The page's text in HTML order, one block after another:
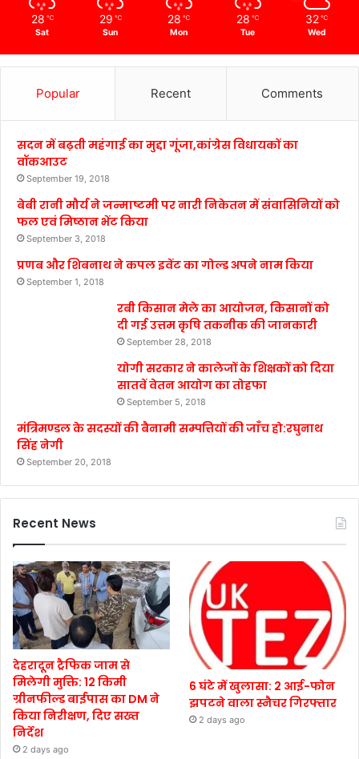
28 ℃
Sat
29 ℃
Sun
28 ℃
Mon
28 ℃
Tue
32 ℃
Wed
Popular Recent Comments
सदन में बढ़ती महंगाई का मुद्दा गूंजा,कांग्रेस विधायकों का
वॉकआउट
September 19, 2018
बेबी रानी मौर्य ने जन्माष्टमी पर नारी निकेतन में संवासिनियों को
फल एवं मिष्ठान भेंट किया
September 3, 2018
प्रणब और शिबनाथ ने कपल इवेंट का गोल्ड अपने नाम किया
September 1, 2018
रबी किसान मेले का आयोजन, किसानों को
दी गई उत्तम कृषि तकनीक की जानकारी
September 28, 2018
योगी सरकार ने कालेजों के शिक्षकों को दिया
सातवें वेतन आयोग का तोहफा
September 5, 2018
मंत्रिमण्डल के सदस्यों की बैनामी सम्पत्तियों की जाँच हो:रघुनाथ
सिंह नेगी
September 20, 2018
Recent News
देहरादून ट्रैफिक जाम से
मिलेगी मुक्ति: 12 किमी
ग्रीनफील्ड बाईपास का DM ने
किया निरीक्षण, दिए सख्त
निर्देश
2 days ago
6 घंटे में खुलासा: 2 आई-फोन
झपटने वाला स्नैचर गिरफ्तार
2 days ago